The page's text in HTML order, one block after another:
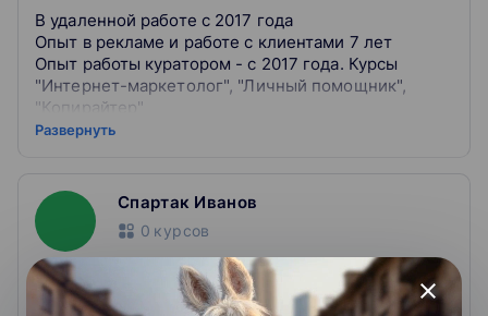
В удаленной работе с 2017 года
Опыт в рекламе и работе с клиентами 7 лет
Опыт работы куратором - с 2017 года. Курсы
"Интернет-маркетолог", "Личный помощник",
"Копирайтер"
Опыт работы куратором VIP-пакетов в проекте
из любой точки мира
Развернуть
Спартак Иванов
0 курсов
Эксперт по переговорам с клиентами.
Обладатель премии «Спикер года 2020»
close